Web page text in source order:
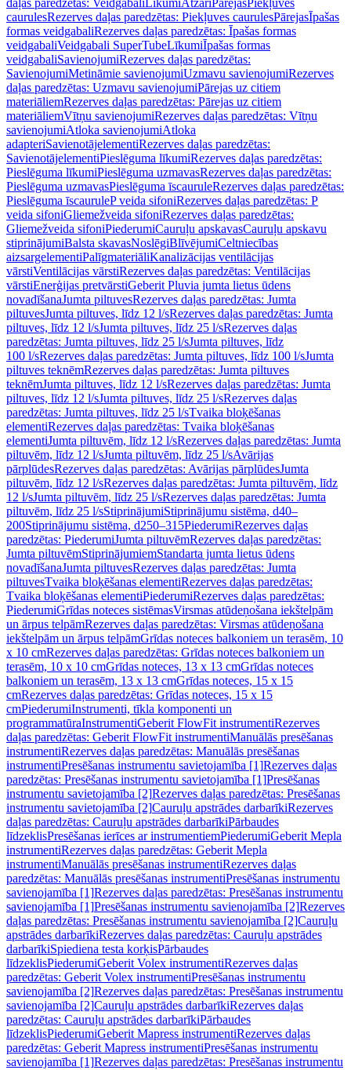
daļas paredzētas: Veidgabali LīkumiAtzari PārejasPiekļuves
caurulesRezerves daļas paredzētas: Piekļuves caurulesPārejasĪpašas
formas veidgabaliRezerves daļas paredzētas: Īpašas formas
veidgabaliVeidgabali SuperTubeLīkumiĪpašas formas
veidgabaliSavienojumiRezerves daļas paredzētas:
SavienojumiMetināmie savienojumiUzmavu savienojumiRezerves
daļas paredzētas: Uzmavu savienojumiPārejas uz citiem
materiāliemRezerves daļas paredzētas: Pārejas uz citiem
materiāliemVītņu savienojumiRezerves daļas paredzētas: Vītņu
savienojumiAtloka savienojumiAtloka
adapteriSavienotājelementiRezerves daļas paredzētas:
SavienotājelementiPieslēguma līkumiRezerves daļas paredzētas:
Pieslēguma līkumiPieslēguma uzmavasRezerves daļas paredzētas:
Pieslēguma uzmavasPieslēguma īscauruleRezerves daļas paredzētas:
Pieslēguma īscauruleP veida sifoniRezerves daļas paredzētas: P
veida sifoniGliemežveida sifoniRezerves daļas paredzētas:
Gliemežveida sifoniPiederumiCauruļu apskavasCauruļu apskavu
stiprinājumiBalsta skavasNoslēgiBlīvējumiCeltniecības
aizsargelementiPalīgmateriāliKanalizācijas ventilācijas
vārstiVentilācijas vārstiRezerves daļas paredzētas: Ventilācijas
vārstiEnerģijas pretvārstiGeberit Pluvia jumta lietus ūdens
novadīšanaJumta piltuvesRezerves daļas paredzētas: Jumta
piltuvesJumta piltuves, līdz 12 l/sRezerves daļas paredzētas: Jumta
piltuves, līdz 12 l/sJumta piltuves, līdz 25 l/sRezerves daļas
paredzētas: Jumta piltuves, līdz 25 l/sJumta piltuves, līdz
100 l/sRezerves daļas paredzētas: Jumta piltuves, līdz 100 l/sJumta
piltuves teknēmRezerves daļas paredzētas: Jumta piltuves
teknēmJumta piltuves, līdz 12 l/sRezerves daļas paredzētas: Jumta
piltuves, līdz 12 l/sJumta piltuves, līdz 25 l/sRezerves daļas
paredzētas: Jumta piltuves, līdz 25 l/sTvaika bloķēšanas
elementiRezerves daļas paredzētas: Tvaika bloķēšanas
elementiJumta piltuvēm, līdz 12 l/sRezerves daļas paredzētas: Jumta
piltuvēm, līdz 12 l/sJumta piltuvēm, līdz 25 l/sAvārijas
pārplūdesRezerves daļas paredzētas: Avārijas pārplūdesJumta
piltuvēm, līdz 12 l/sRezerves daļas paredzētas: Jumta piltuvēm, līdz
12 l/sJumta piltuvēm, līdz 25 l/sRezerves daļas paredzētas: Jumta
piltuvēm, līdz 25 l/sStiprinājumiStiprinājumu sistēma, d40–
200Stiprinājumu sistēma, d250–315PiederumiRezerves daļas
paredzētas: PiederumiJumta piltuvēmRezerves daļas paredzētas:
Jumta piltuvēmStiprinājumiemStandarta jumta lietus ūdens
novadīšanaJumta piltuvesRezerves daļas paredzētas: Jumta
piltuvesTvaika bloķēšanas elementiRezerves daļas paredzētas:
Tvaika bloķēšanas elementiPiederumiRezerves daļas paredzētas:
PiederumiGrīdas noteces sistēmasVirsmas atūdeņošana iekštelpām
un ārpus telpāmRezerves daļas paredzētas: Virsmas atūdeņošana
iekštelpām un ārpus telpāmGrīdas noteces balkoniem un terasēm, 10
x 10 cmRezerves daļas paredzētas: Grīdas noteces balkoniem un
terasēm, 10 x 10 cmGrīdas noteces, 13 x 13 cmGrīdas noteces
balkoniem un terasēm, 13 x 13 cmGrīdas noteces, 15 x 15
cmRezerves daļas paredzētas: Grīdas noteces, 15 x 15
cmPiederumiInstrumenti, tīkla komponenti un
programmatūraInstrumentiGeberit FlowFit instrumentiRezerves
daļas paredzētas: Geberit FlowFit instrumentiManuālās presēšanas
instrumentiRezerves daļas paredzētas: Manuālās presēšanas
instrumentiPresēšanas instrumentu savietojamība [1]Rezerves daļas
paredzētas: Presēšanas instrumentu savietojamība [1]Presēšanas
instrumentu savietojamība [2]Rezerves daļas paredzētas: Presēšanas
instrumentu savietojamība [2]Cauruļu apstrādes darbarīkiRezerves
daļas paredzētas: Cauruļu apstrādes darbarīkiPārbaudes
līdzeklisPresēšanas ierīces ar instrumentiemPiederumiGeberit Mepla
instrumentiRezerves daļas paredzētas: Geberit Mepla
instrumentiManuālās presēšanas instrumentiRezerves daļas
paredzētas: Manuālās presēšanas instrumentiPresēšanas instrumentu
savienojamība [1]Rezerves daļas paredzētas: Presēšanas instrumentu
savienojamība [1]Presēšanas instrumentu savienojamība [2]Rezerves
daļas paredzētas: Presēšanas instrumentu savienojamība [2]Cauruļu
apstrādes darbarīkiRezerves daļas paredzētas: Cauruļu apstrādes
darbarīkiSpiediena testa korķisPārbaudes
līdzeklisPiederumiGeberit Volex instrumentiRezerves daļas
paredzētas: Geberit Volex instrumentiPresēšanas instrumentu
savienojamība [2]Rezerves daļas paredzētas: Presēšanas instrumentu
savienojamība [2]Cauruļu apstrādes darbarīkiRezerves daļas
paredzētas: Cauruļu apstrādes darbarīkiPārbaudes
līdzeklisPiederumiGeberit Mapress instrumentiRezerves daļas
paredzētas: Geberit Mapress instrumentiPresēšanas instrumentu
savienojamība [1]Rezerves daļas paredzētas: Presēšanas instrumentu